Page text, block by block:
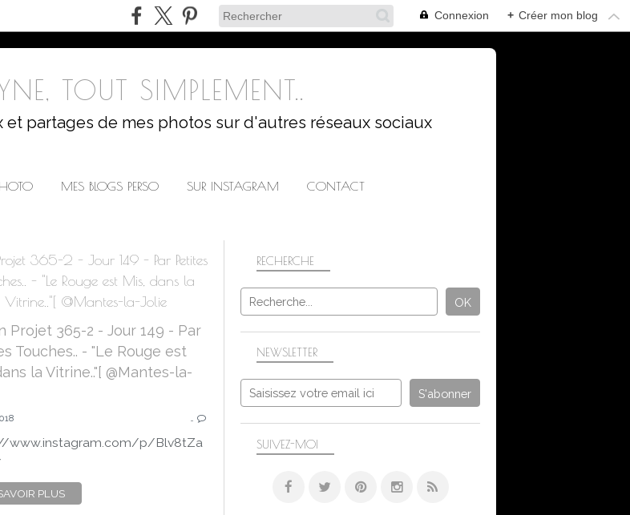
Connexion + Créer mon blog
TOUT SIMPLEMENT..
partages de mes photos sur d'autres réseaux sociaux
MES BLOGS PERSO SUR INSTAGRAM CONTACT
365-2 - Jour 149 - Par Petites
- "Le Rouge est Mis, dans la
Vitrine.."[ @Mantes-la-Jolie
…
www.instagram.com/p/Blv8tZa
PLUS
NEWSLETTER
SUIVEZ-MOI
RECHERCHE